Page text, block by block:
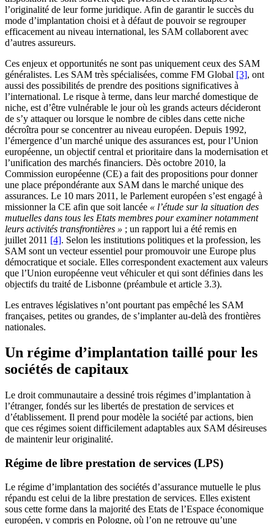
l’originalité de leur forme juridique. Afin de garantir le succès du
mode d’implantation choisi et à défaut de pouvoir se regrouper
efficacement au niveau international, les SAM collaborent avec
d’autres assureurs.
Ces enjeux et opportunités ne sont pas uniquement ceux des SAM
généralistes. Les SAM très spécialisées, comme FM Global [3], ont
aussi des possibilités de prendre des positions significatives à
l’international. Le risque à terme, dans leur marché domestique de
niche, est d’être vulnérable le jour où les grands acteurs décideront
de s’y attaquer ou lorsque le nombre de cibles dans cette niche
décroîtra pour se concentrer au niveau européen. Depuis 1992,
l’émergence d’un marché unique des assurances est, pour l’Union
européenne, un objectif central et prioritaire dans la modernisation et
l’unification des marchés financiers. Dès octobre 2010, la
Commission européenne (CE) a fait des propositions pour donner
une place prépondérante aux SAM dans le marché unique des
assurances. Le 10 mars 2011, le Parlement européen s’est engagé à
missionner la CE afin que soit lancée « l’étude sur la situation des
mutuelles dans tous les Etats membres pour examiner notamment
leurs activités transfrontières » ; un rapport lui a été remis en
juillet 2011 [4]. Selon les institutions politiques et la profession, les
SAM sont un vecteur essentiel pour promouvoir une Europe plus
démocratique et sociale. Elles correspondent exactement aux valeurs
que l’Union européenne veut véhiculer et qui sont définies dans les
objectifs du traité de Lisbonne (préambule et article 3.3).
Les entraves législatives n’ont pourtant pas empêché les SAM
françaises, petites ou grandes, de s’implanter au-delà des frontières
nationales.
Un régime d’implantation taillé pour les
sociétés de capitaux
Le droit communautaire a dessiné trois régimes d’implantation à
l’étranger, fondés sur les libertés de prestation de services et
d’établissement. Il prend pour modèle la société par actions, bien
que ces régimes soient difficilement adaptables aux SAM désireuses
de maintenir leur originalité.
Régime de libre prestation de services (LPS)
Le régime d’implantation des sociétés d’assurance mutuelle le plus
répandu est celui de la libre prestation de services. Elles existent
sous cette forme dans la majorité des Etats de l’Espace économique
européen, y compris en Pologne, où l’on ne retrouve qu’une